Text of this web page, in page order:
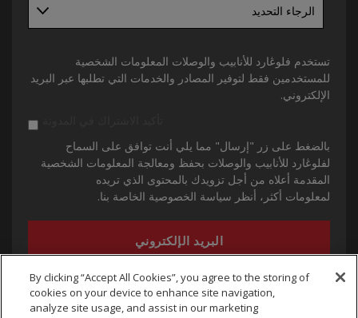
تستخدم فلوڠارد للأنابيب والوصلات المعلومات الشخصية
للمستخدمين فقط لتوفير المصادر والخدمات التي تطلبها عبر البريد
الإلكتروني.
بالضغط على زر "إرسال" مما يلي أنت توافق على السماح
لفلوڠارد للأنابيب والوصلات بحفظ ومعالجة المعلومات الشخصية
المقدمة أعلاه من أجل تزويدك بالمحتوى الذي تريده
لمعلومات أكثر، أنظر سياسة الخصوصية الخاصة بنا.
By clicking “Accept All Cookies”, you agree to the storing of
cookies on your device to enhance site navigation,
analyze site usage, and assist in our marketing